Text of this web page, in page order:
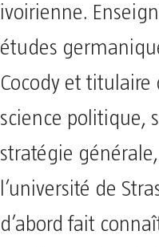
ivoirienne.
études
Cocody et titulaire
science politique,
stratégie
l’université de
d’abord fait